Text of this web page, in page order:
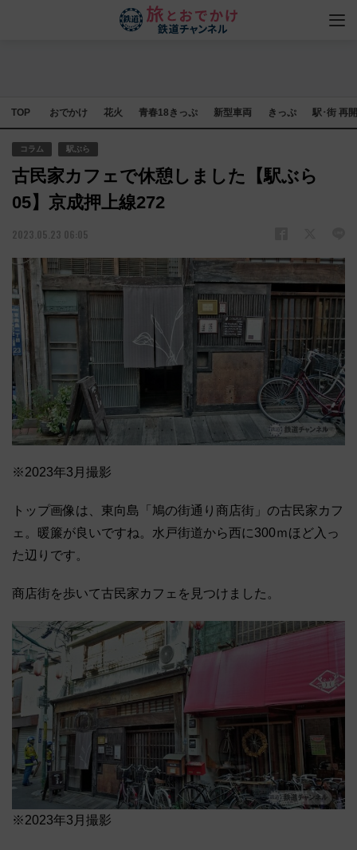
TOP おでかけ 花火 青春18きっぷ 新型車両 きっぷ 駅･街 再
コラム 駅ぶら
古民家カフェで休憩しました【駅ぶら
05】京成押上線272
2023.05.23 06:05
※2023年3月撮影
トップ画像は、東向島「鳩の街通り商店街」の古民家カフ
ェ。暖簾が良いですね。水戸街道から西に300ｍほど入っ
た辺りです。
商店街を歩いて古民家カフェを見つけました。
※2023年3月撮影